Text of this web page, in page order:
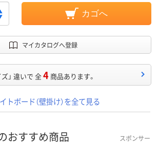
カゴへ
マイカタログへ登録
ズ」 違いで 全4 商品あります。
トボード（壁掛け）を全て見る
おすすめ商品 スポンサー